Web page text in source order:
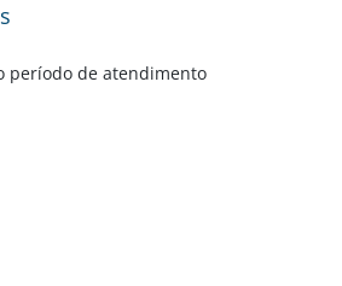
período de atendimento